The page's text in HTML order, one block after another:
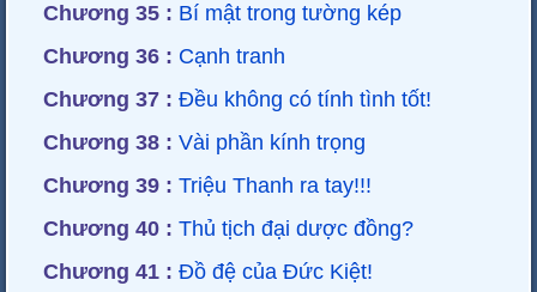
Chương 35 : Bí mật trong tường kép
Chương 36 : Cạnh tranh
Chương 37 : Đều không có tính tình tốt!
Chương 38 : Vài phần kính trọng
Chương 39 : Triệu Thanh ra tay!!!
Chương 40 : Thủ tịch đại dược đồng?
Chương 41 : Đồ đệ của Đức Kiệt!